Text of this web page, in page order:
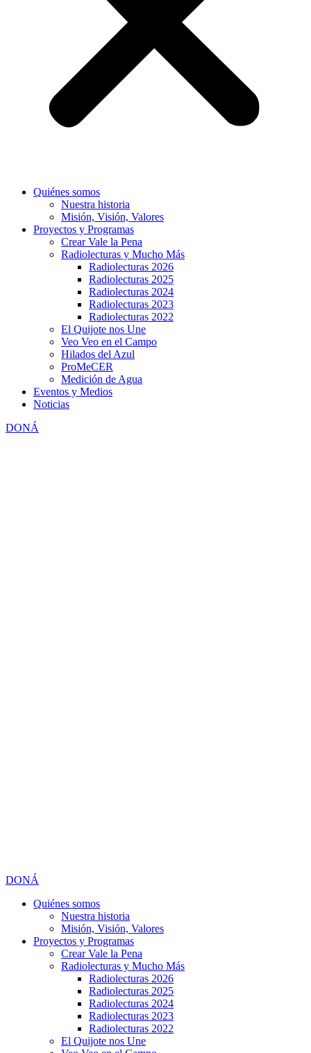
Quiénes somos
Nuestra historia
Misión, Visión, Valores
Proyectos y Programas
Crear Vale la Pena
Radiolecturas y Mucho Más
Radiolecturas 2026
Radiolecturas 2025
Radiolecturas 2024
Radiolecturas 2023
Radiolecturas 2022
El Quijote nos Une
Veo Veo en el Campo
Hilados del Azul
ProMeCER
Medición de Agua
Eventos y Medios
Noticias
DONÁ
DONÁ
Quiénes somos
Nuestra historia
Misión, Visión, Valores
Proyectos y Programas
Crear Vale la Pena
Radiolecturas y Mucho Más
Radiolecturas 2026
Radiolecturas 2025
Radiolecturas 2024
Radiolecturas 2023
Radiolecturas 2022
El Quijote nos Une